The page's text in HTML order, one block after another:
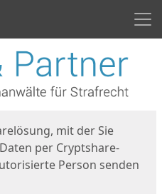
mit der Sie
Daten per Cryptshare-
Person senden